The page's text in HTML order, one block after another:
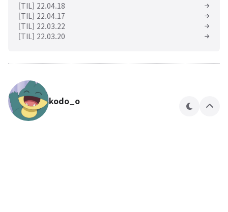
[TIL] 22.04.18
[TIL] 22.04.17
[TIL] 22.03.22
[TIL] 22.03.20
kodo_o
테
상